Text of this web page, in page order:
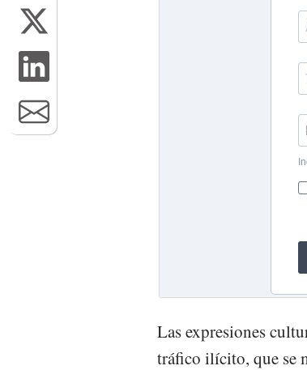
Las expresiones
tráfico ilícito, que se